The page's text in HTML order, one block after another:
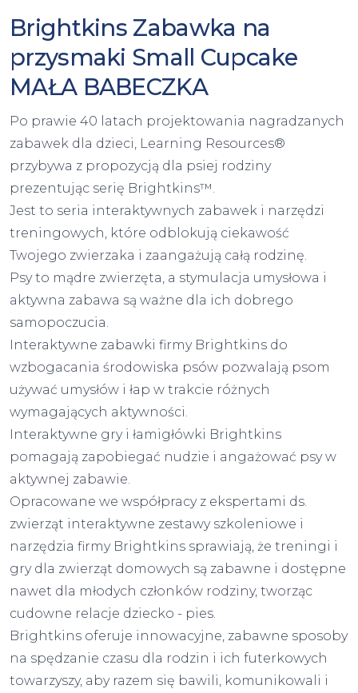
Brightkins Zabawka na
przysmaki Small Cupcake
MAŁA BABECZKA
Po prawie 40 latach projektowania nagradzanych
zabawek dla dzieci, Learning Resources®
przybywa z propozycją dla psiej rodziny
prezentując serię Brightkins™.
Jest to seria interaktywnych zabawek i narzędzi
treningowych, które odblokują ciekawość
Twojego zwierzaka i zaangażują całą rodzinę.
Psy to mądre zwierzęta, a stymulacja umysłowa i
aktywna zabawa są ważne dla ich dobrego
samopoczucia.
Interaktywne zabawki firmy Brightkins do
wzbogacania środowiska psów pozwalają psom
używać umysłów i łap w trakcie różnych
wymagających aktywności.
Interaktywne gry i łamigłówki Brightkins
pomagają zapobiegać nudzie i angażować psy w
aktywnej zabawie.
Opracowane we współpracy z ekspertami ds.
zwierząt interaktywne zestawy szkoleniowe i
narzędzia firmy Brightkins sprawiają, że treningi i
gry dla zwierząt domowych są zabawne i dostępne
nawet dla młodych członków rodziny, tworząc
cudowne relacje dziecko - pies.
Brightkins oferuje innowacyjne, zabawne sposoby
na spędzanie czasu dla rodzin i ich futerkowych
towarzyszy, aby razem się bawili, komunikowali i